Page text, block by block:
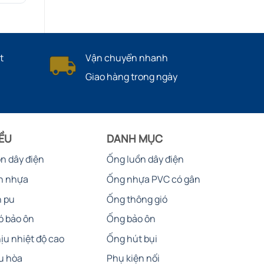
Vận chuyển nhanh
Giao hàng trong ngày
dây điện
nhựa
pu
bảo ôn
nhiệt độ cao
hòa
DANH MỤC
Ống luồn dây điện
Ống nhựa PVC có gân
Ống thông gió
Ống bảo ôn
Ống hút bụi
Phụ kiện nối